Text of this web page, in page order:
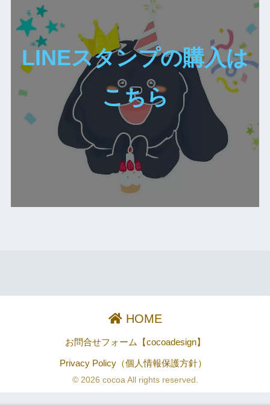
LINEスタンプの購入は
こちら
HOME
お問合せフォーム【cocoadesign】
Privacy Policy（個人情報保護方針）
© 2026 cocoa All rights reserved.